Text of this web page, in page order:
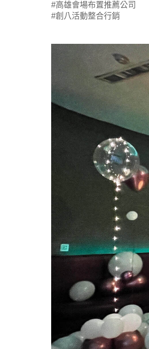
#高雄會場布置推薦公司
#創八活動整合行銷